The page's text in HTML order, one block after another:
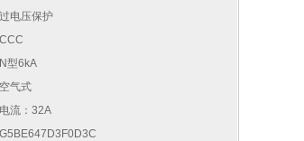
电压保护
型6kA
气式
流：32A